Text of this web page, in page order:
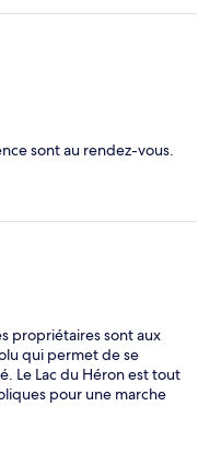
sont au rendez-vous.
propriétaires sont aux
qui permet de se
Le Lac du Héron est tout
pour une marche